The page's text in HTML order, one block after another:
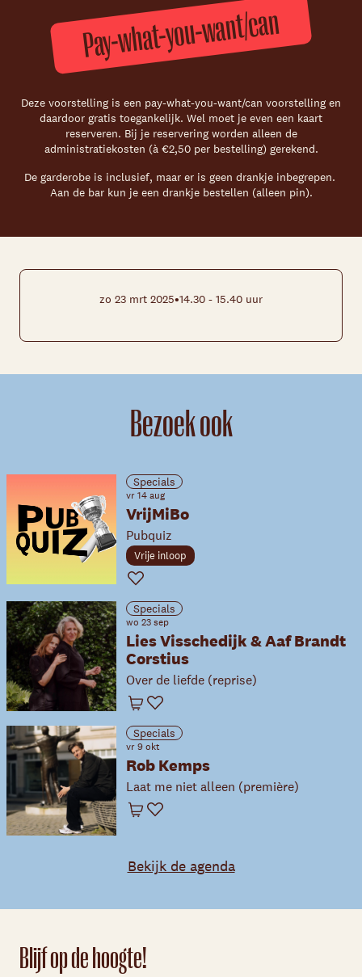
Pay-what-you-want/can
Deze voorstelling is een pay-what-you-want/can voorstelling en
daardoor gratis toegankelijk. Wel moet je even een kaart
reserveren. Bij je reservering worden alleen de
administratiekosten (à €2,50 per bestelling) gerekend.
De garderobe is inclusief, maar er is geen drankje inbegrepen.
Aan de bar kun je een drankje bestellen (alleen pin).
zo 23 mrt 2025•14.30 - 15.40 uur
Bezoek ook
Specials
vr 14 aug
VrijMiBo
Pubquiz
Vrije inloop
Favoriet
Specials
wo 23 sep
Lies Visschedijk & Aaf Brandt
Corstius
Over de liefde (reprise)
Winkelwagen
Favoriet
Specials
vr 9 okt
Rob Kemps
Laat me niet alleen (première)
Winkelwagen
Favoriet
Bekijk de agenda
Blijf op de hoogte!